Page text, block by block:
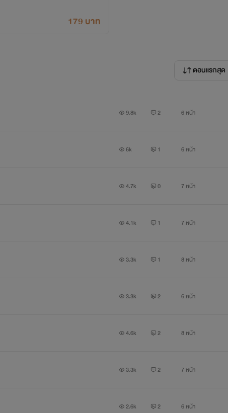
179 บาท
ตอนแรกสุด
9.8k 2 6 หน้า
6k 1 6 หน้า
4.7k 0 7 หน้า
4.1k 1 7 หน้า
3.3k 1 8 หน้า
3.3k 2 6 หน้า
4.6k 2 8 หน้า
3.3k 2 7 หน้า
2.6k 2 6 หน้า